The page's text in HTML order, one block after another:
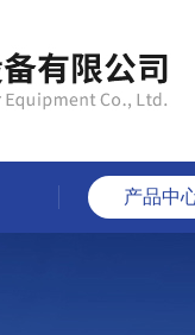
产品中